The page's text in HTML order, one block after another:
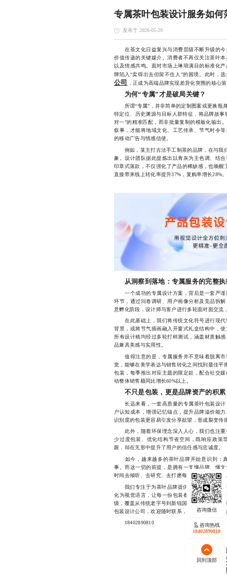
专属茶叶包装设计服务如何
发布于 2026-05-29
在茶文化日益复兴与消费层级不断升级的今
价值传递的关键媒介。消费者不再仅关注茶叶
以及情感共鸣。面对市场上琳琅满目的标准化
牌陷入“卖得出去但留不住人”的困境。此时，
公司 ，正成为高端品牌实现差异化突围的核心
为何“专属”才是破局关键？
所谓“专属”，并非简单的定制图案或更换瓶
特定位、历史渊源与目标人群特征，将品牌故
对一”的精准匹配，而非批量复制的模板化输出
叙事，才能将地域文化、工艺传承、节气时令
的移动广告与情感信使。
例如，某主打古法手工制茶的品牌，在与我
象。设计团队据此提炼出以青灰为主色调、结
印章式落款，不仅强化了产品的稀缺感，也唤醒
直接带来线上转化率提升37%，复购率增长28%。
从洞察到落地：专属服务的完整
一个成功的专属设计方案，背后是一套严谨
环节，通过问卷调研、用户画像分析及竞品拆
意孵化阶段，设计师与客户进行多轮面对面交流
在此基础上，我们将传统文化符号进行现
背景，或将节气插画融入开窗式礼盒结构中，
所有设计稿均经过多轮打样测试，涵盖材质触
品兼具美感与实用性。
值得注意的是，专属服务并不意味着脱离市
觉，能够在美学表达与销售转化之间找到最佳平
包装，每季推出对应主题的限定款，配合社交
动整体销售额同比增长60%以上。
不只是包装，更是品牌资产的积累
长远来看，一套高质量的专属茶叶包装设计
户认知成本，增强记忆锚点，提升品牌溢价能
识别度的包装更容易引发分享欲望，形成裂变传
此外，随着环保理念深入人心，我们也注重
少过度包装、优化结构节省空间，既响应政策
眼，却在无形中提升了用户的信任感与忠诚度。
如今，越来越多的茶叶品牌开始意识到：
事。而这一切的前提，是拥有一支懂品牌、懂
时间去倾听、去研究、去打磨每一处细节的企业
我们专注于为茶叶品牌提供从品牌定位
化为视觉语言，让每一份包装都成为品牌的延
级，覆盖从传统老字号到新锐国潮品牌的全谱系
包装设计公司，欢迎随时联系，我们的专业团队
18402890810
咨询热线
18402890810
回到顶部